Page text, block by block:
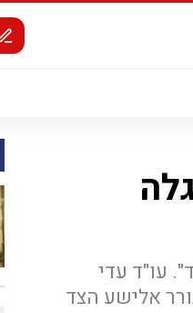
עו"ד עדי
אלישע הצד